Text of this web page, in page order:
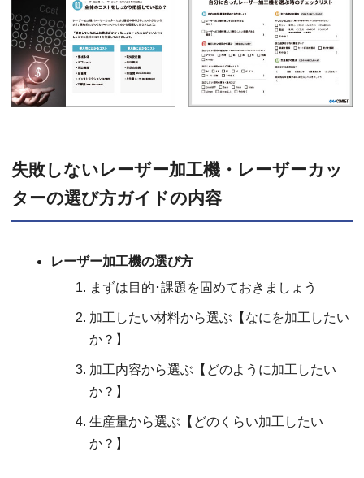
失敗しないレーザー加工機・レーザーカッ
ターの選び方ガイドの内容
レーザー加工機の選び方
まずは目的･課題を固めておきましょう
加工したい材料から選ぶ【なにを加工したい
か？】
加工内容から選ぶ【どのように加工したい
か？】
生産量から選ぶ【どのくらい加工したい
か？】